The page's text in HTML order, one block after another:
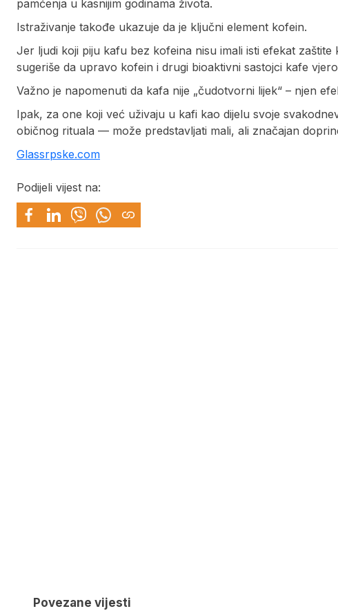
pamćenja u kasnijim godinama života.
Istraživanje takođe ukazuje da je ključni element kofein.
Jer ljudi koji piju kafu bez kofeina nisu imali isti efekat
sugeriše da upravo kofein i drugi bioaktivni sastojci kafe
Važno je napomenuti da kafa nije „čudotvorni lijek“ – njen
Ipak, za one koji već uživaju u kafi kao dijelu svoje
običnog rituala — može predstavljati mali, ali značajan
Glassrpske.com
Podijeli vijest na:
Povezane vijesti